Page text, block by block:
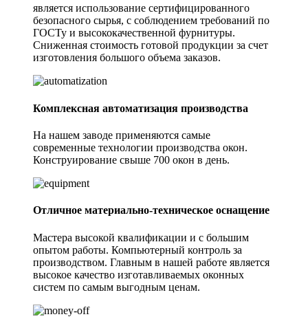
является использование сертифицированного
безопасного сырья, с соблюдением требований по
ГОСТу и высококачественной фурнитуры.
Сниженная стоимость готовой продукции за счет
изготовления большого объема заказов.
Комплексная автоматизация производства
На нашем заводе применяются самые
современные технологии производства окон.
Конструирование свыше 700 окон в день.
Отличное материально-техническое оснащение
Мастера высокой квалификации и с большим
опытом работы. Компьютерный контроль за
производством. Главным в нашей работе является
высокое качество изготавливаемых оконных
систем по самым выгодным ценам.